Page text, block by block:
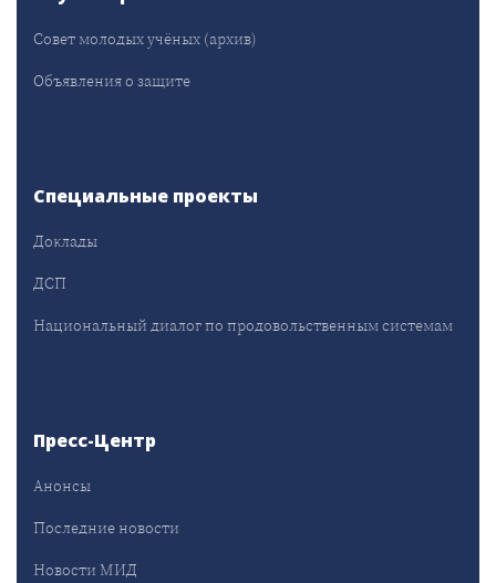
Совет молодых учёных (архив)
Объявления о защите
Специальные проекты
Доклады
ДСП
Национальный диалог по продовольственным системам
Пресс-Центр
Анонсы
Последние новости
Новости МИД